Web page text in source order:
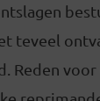
teveel
Reden